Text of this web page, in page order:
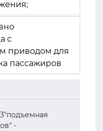
с
приводом для
пассажиров
-